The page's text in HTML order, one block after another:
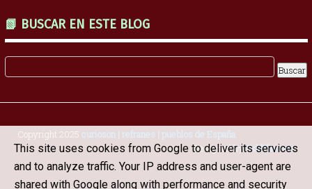
📗 BUSCAR EN ESTE BLOG
Copyright 2025 curioson | refranes | pueblos de España
Designed byOddThemes
This site uses cookies from Google to deliver its services
and to analyze traffic. Your IP address and user-agent are
shared with Google along with performance and security